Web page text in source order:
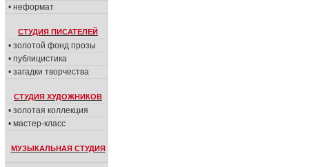
• неформат
СТУДИЯ ПИСАТЕЛЕЙ
• золотой фонд прозы
• публицистика
• загадки творчества
СТУДИЯ ХУДОЖНИКОВ
• золотая коллекция
• мастер-класс
МУЗЫКАЛЬНАЯ СТУДИЯ